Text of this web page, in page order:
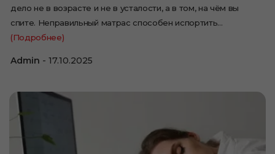
дело не в возрасте и не в усталости, а в том, на чём вы
спите. Неправильный матрас способен испортить…
(Подробнее)
Admin 17.10.2025